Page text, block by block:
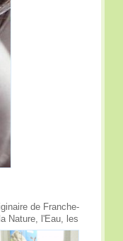
de Franche-
Nature, l'Eau, les